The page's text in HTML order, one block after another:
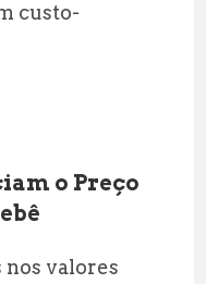
custo-
o Preço
valores